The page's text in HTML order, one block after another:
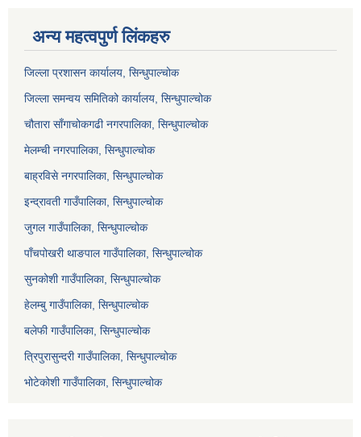
अन्य महत्वपुर्ण लिंकहरु
जिल्ला प्रशासन कार्यालय, सिन्धुपाल्चोक
जिल्ला समन्वय समितिको कार्यालय, सिन्धुपाल्चोक
चौतारा साँगाचोकगढी नगरपालिका, सिन्धुपाल्चोक
मेलम्ची नगरपालिका, सिन्धुपाल्चोक
बाह्रविसे नगरपालिका, सिन्धुपाल्चोक
इन्द्रावती गाउँपालिका, सिन्धुपाल्चोक
जुगल गाउँपालिका, सिन्धुपाल्चोक
पाँचपोखरी थाङपाल गाउँपालिका, सिन्धुपाल्चोक
सुनकोशी गाउँपालिका, सिन्धुपाल्चोक
हेलम्बु गाउँपालिका, सिन्धुपाल्चोक
बलेफी गाउँपालिका, सिन्धुपाल्चोक
त्रिपुरासुन्दरी गाउँपालिका, सिन्धुपाल्चोक
भोटेकोशी गाउँपालिका, सिन्धुपाल्चोक